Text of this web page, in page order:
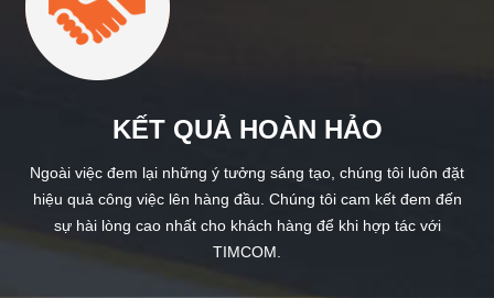
KẾT QUẢ HOÀN HẢO
Ngoài việc đem lại những ý tưởng sáng tạo, chúng tôi luôn đặt
hiệu quả công việc lên hàng đầu. Chúng tôi cam kết đem đến
sự hài lòng cao nhất cho khách hàng để khi hợp tác với
TIMCOM.